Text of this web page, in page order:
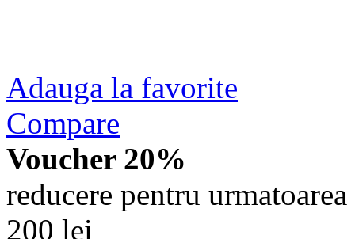
Adauga la favorite
Compare
Voucher 20%
reducere pentru
200 lei